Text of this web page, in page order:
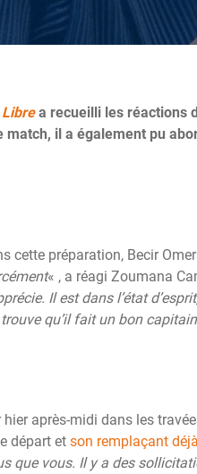
a recueilli les réactions
il a également pu
cette préparation, Becir
« , a réagi Zoumana
Il est dans l’état
qu’il fait un bon
après-midi dans les
départ et son remplaçant
que vous. Il y a des